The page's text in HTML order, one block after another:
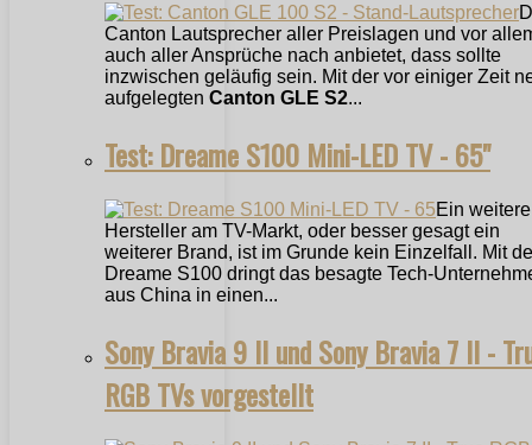
Canton Lautsprecher aller Preislagen und vor
auch aller Ansprüche nach anbietet, dass sollte
inzwischen geläufig sein. Mit der vor einiger Zeit
aufgelegten Canton GLE S2...
Test: Dreame S100 Mini-LED TV - 65"
Ein
Hersteller am TV-Markt, oder besser gesagt ein
weiterer Brand, ist im Grunde kein Einzelfall. Mit
Dreame S100 dringt das besagte Tech-
aus China in einen...
Sony Bravia 9 II und Sony Bravia 7 II -
RGB TVs vorgestellt